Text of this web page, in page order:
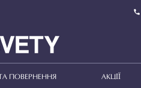
ТА ПОВЕРНЕННЯ АКЦІЇ